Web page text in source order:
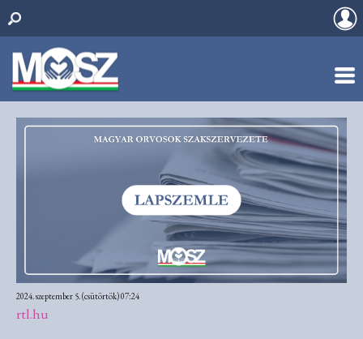
2024. szeptember 5. (csütörtök) 07:24
rtl.hu